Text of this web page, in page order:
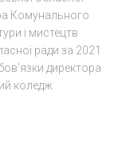
Комунального
і мистецтв
ради за 2021
директора
коледж